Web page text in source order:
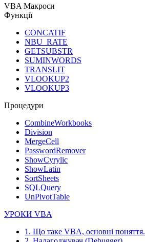
VBA Макроси
Функції
CONCATIF
NBU_RATE
GETSUBSTR
SUMINWORDS
TRANSLIT
VLOOKUP2
VLOOKUP3
Процедури
CombineWorkbooks
Division
MergeCell
PasswordRemover
ShowCyrylic
ShowLatin
SortSheets
SQLQuery
UnPivotTable
УРОКИ VBA
1. Що таке VBA, основні поняття.